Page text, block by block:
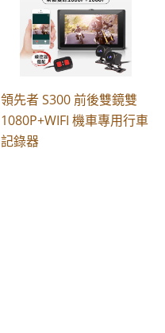
領先者 S300 前後雙鏡雙
1080P+WIFI 機車專用行車
記錄器